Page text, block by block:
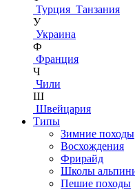
Турция Танзания
У
Украина
Ф
Франция
Ч
Чили
Ш
Швейцария
Типы
Зимние походы
Восхождения
Фрирайд
Школы
Пешие походы